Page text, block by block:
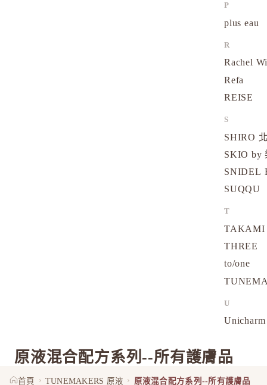
P
plus eau
R
Rachel
Refa
REISE
S
SHIRO
SKIO by
SNIDEL
SUQQU
T
TAKAMI
THREE
to/one
U
原液混合配方系列--所有護膚品
首頁 › TUNEMAKERS 原液 › 原液混合配方系列--所有護膚品